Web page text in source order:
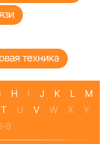
техника
H I J K L
M
T U V W X
Y
9